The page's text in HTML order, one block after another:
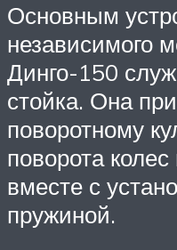
Основным
независимого
Динго-150
стойка. Она
поворотному
поворота
вместе с
пружиной.